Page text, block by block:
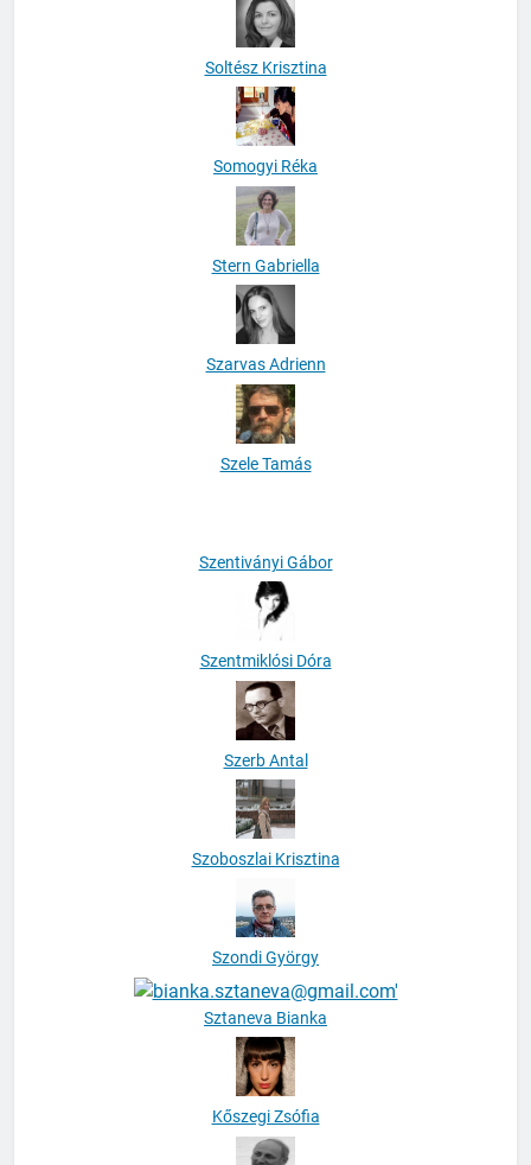
Soltész Krisztina
Somogyi Réka
Stern Gabriella
Szarvas Adrienn
Szele Tamás
Szentmiklósi Dóra
Szerb Antal
Szoboszlai Krisztina
Szondi György
Kőszegi Zsófia